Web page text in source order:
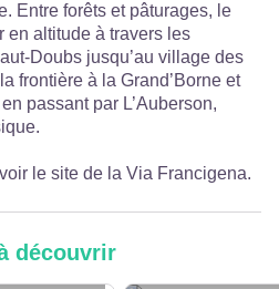
Entre forêts et pâturages, le
en altitude à travers les
Doubs jusqu’au village des
frontière à la Grand’Borne et
passant par L’Auberson,
le site de la Via Francigena.
découvrir